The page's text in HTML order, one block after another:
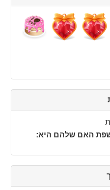
to
collapse
האם שלהם היא:
to